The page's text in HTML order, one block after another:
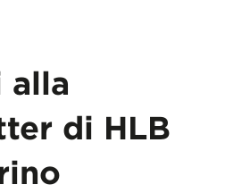
alla
di HLB